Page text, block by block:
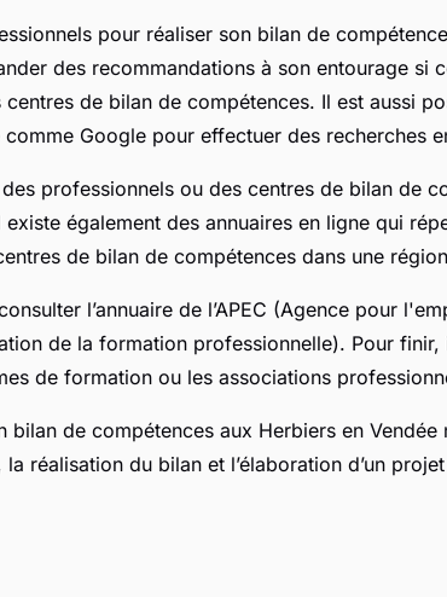
pour réaliser son bilan de
des recommandations à son entourage si
de bilan de compétences. Il est aussi
Google pour effectuer des recherches
professionnels ou des centres de bilan de
existe également des annuaires en ligne qui
de bilan de compétences dans une
l’annuaire de l’APEC (Agence pour
de la formation professionnelle). Pour
de formation ou les associations
bilan de compétences aux Herbiers en Vendée
réalisation du bilan et l’élaboration d’un